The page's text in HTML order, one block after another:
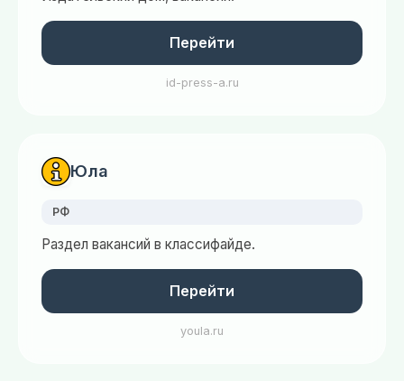
Перейти
id-press-a.ru
Юла
РФ
Раздел вакансий в классифайде.
Перейти
youla.ru